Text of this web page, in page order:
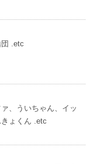
.etc
、ういちゃん、イッ
ょくん .etc